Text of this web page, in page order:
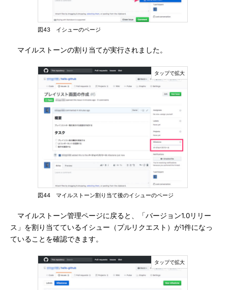
図43 イシューのページ
マイルストーンの割り当てが実行されました。
図44 マイルストーン割り当て後のイシューのページ
マイルストーン管理ページに戻ると、「バージョン1.0リリー
ス」を割り当てているイシュー（プルリクエスト）が1件になっ
ていることを確認できます。